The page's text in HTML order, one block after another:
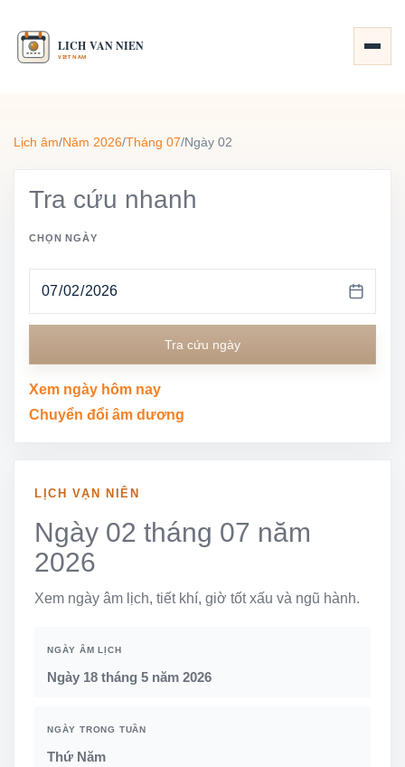
Lịch âm/Năm 2026/Tháng 07/Ngày 02
Tra cứu nhanh
CHỌN NGÀY
Tra cứu ngày
Xem ngày hôm nay
Chuyển đổi âm dương
LỊCH VẠN NIÊN
Ngày 02 tháng 07 năm
2026
Xem ngày âm lịch, tiết khí, giờ tốt xấu và ngũ hành.
NGÀY ÂM LỊCH
Ngày 18 tháng 5 năm 2026
NGÀY TRONG TUẦN
Thứ Năm